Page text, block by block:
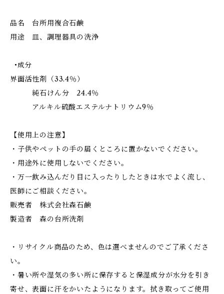
品名 台所用複合石鹸
用途 皿、調理器具の洗浄
•成分
界面活性剤（33.4％）
純石けん分 24.4％
アルキル硫酸エステルナトリウム9％
【使用上の注意】
・子供やペットの手の届くところに置かないでください。
・用途外に使用しないでください。
・万一飲み込んだり目に入ったりしたときは水でよく流し、
医師にご相談ください。
販売者 株式会社森石鹸
製造者 森の台所洗剤
・リサイクル商品のため、色は選べませんのでご了承くださ
い。
・暑い所や湿気の多い所に保存すると保湿成分が水分を引き
寄せ、表面に汗をかいたようになります。拭き取ってご使用